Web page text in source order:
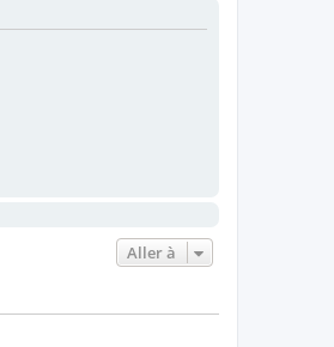
Aller à